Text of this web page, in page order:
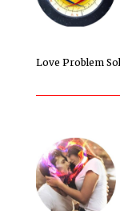
Love Problem